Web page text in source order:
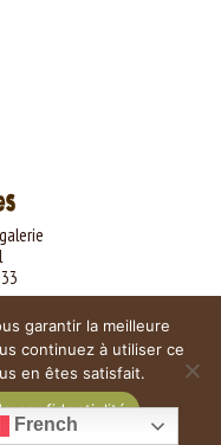
French
garantir la meilleure
continuez à utiliser ce
en êtes satisfait.
confidentialité